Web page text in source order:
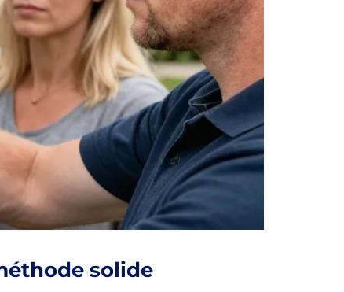
solide